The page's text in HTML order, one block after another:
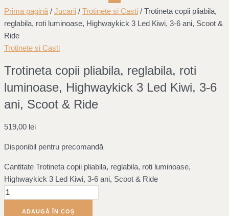
Prima pagină / Jucarii / Trotinete si Casti / Trotineta copii pliabila,
reglabila, roti luminoase, Highwaykick 3 Led Kiwi, 3-6 ani, Scoot &
Ride
Trotinete si Casti
Trotineta copii pliabila, reglabila, roti
luminoase, Highwaykick 3 Led Kiwi, 3-6
ani, Scoot & Ride
519,00 lei
Disponibil pentru precomandă
Cantitate Trotineta copii pliabila, reglabila, roti luminoase,
Highwaykick 3 Led Kiwi, 3-6 ani, Scoot & Ride
ADAUGĂ ÎN COȘ